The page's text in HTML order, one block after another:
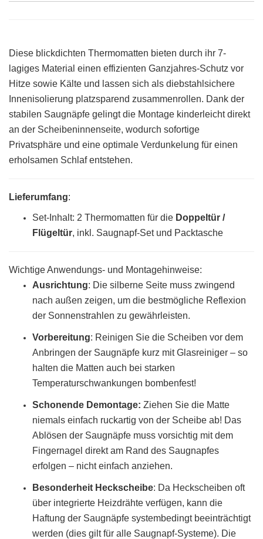
Diese blickdichten Thermomatten bieten durch ihr 7-
lagiges Material einen effizienten Ganzjahres-Schutz vor
Hitze sowie Kälte und lassen sich als diebstahlsichere
Innenisolierung platzsparend zusammenrollen. Dank der
stabilen Saugnäpfe gelingt die Montage kinderleicht direkt
an der Scheibeninnenseite, wodurch sofortige
Privatsphäre und eine optimale Verdunkelung für einen
erholsamen Schlaf entstehen.
Lieferumfang:
Set-Inhalt: 2 Thermomatten für die Doppeltür /
Flügeltür, inkl. Saugnapf-Set und Packtasche
Wichtige Anwendungs- und Montagehinweise:
Ausrichtung: Die silberne Seite muss zwingend
nach außen zeigen, um die bestmögliche Reflexion
der Sonnenstrahlen zu gewährleisten.
Vorbereitung: Reinigen Sie die Scheiben vor dem
Anbringen der Saugnäpfe kurz mit Glasreiniger – so
halten die Matten auch bei starken
Temperaturschwankungen bombenfest!
Schonende Demontage: Ziehen Sie die Matte
niemals einfach ruckartig von der Scheibe ab! Das
Ablösen der Saugnäpfe muss vorsichtig mit dem
Fingernagel direkt am Rand des Saugnapfes
erfolgen – nicht einfach anziehen.
Besonderheit Heckscheibe: Da Heckscheiben oft
über integrierte Heizdrähte verfügen, kann die
Haftung der Saugnäpfe systembedingt beeinträchtigt
werden (dies gilt für alle Saugnapf-Systeme). Die